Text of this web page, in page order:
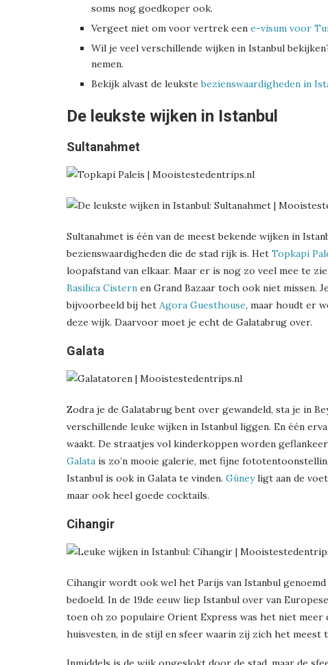
soms nog goedkoper ook.
Vergeet niet om voor vertrek een e-visum voor
Wil je veel verschillende wijken in Istanbul
nemen.
Bekijk alvast de leukstebezienswaardigheden in
De leukste wijken in Istanbul
Sultanahmet
Sultanahmet is één van de meest bekende wijken in
bezienswaardigheden die de stad rijk is. Het Topkapi
loopafstand van elkaar. Maar er is nog zo veel mee te
Basilica Cistern en Grand Bazaar toch ook niet missen.
bijvoorbeeld bij het Agora Guesthouse, maar houdt er
deze wijk. Daarvoor moet je echt de Galatabrug over.
Galata
Zodra je de Galatabrug bent over gewandeld, sta je in
verschillende leuke wijken in Istanbul liggen. En één
waakt. De straatjes vol kinderkoppen worden
Galata is zo’n mooie galerie, met fijne
Istanbul is ook in Galata te vinden. Güneyligt aan de
maar ook heel goede cocktails.
Cihangir
Cihangir wordt ook wel het Parijs van Istanbul
bedoeld. In de 19de eeuw liep Istanbul over van
toen oh zo populaire Orient Express was het niet meer
huisvesten, in de stijl en sfeer waarin zij zich het meest